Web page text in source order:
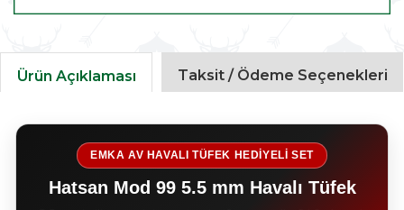
Ürün Açıklaması Taksit / Ödeme Seçenekleri
EMKA AV HAVALI TÜFEK HEDİYELİ SET
Hatsan Mod 99 5.5 mm Havalı Tüfek